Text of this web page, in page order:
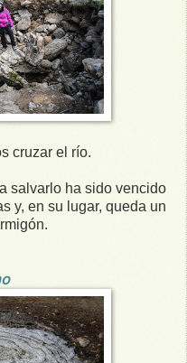
cruzar el río.
salvarlo ha sido vencido
y, en su lugar, queda un